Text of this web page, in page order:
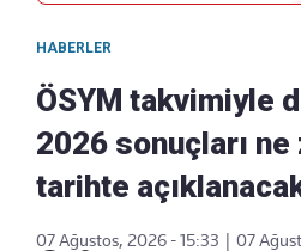
HABERLER
ÖSYM takvimiyle
2026 sonuçları ne
tarihte
07 Ağustos, 2026 - 15:33
07